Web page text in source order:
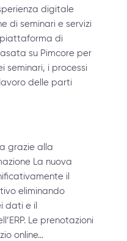
digitale
di seminari e servizi
di
su Pimcore per
seminari, i processi
delle parti
grazie alla
La nuova
il
eliminando
dati e il
Le prenotazioni
online…